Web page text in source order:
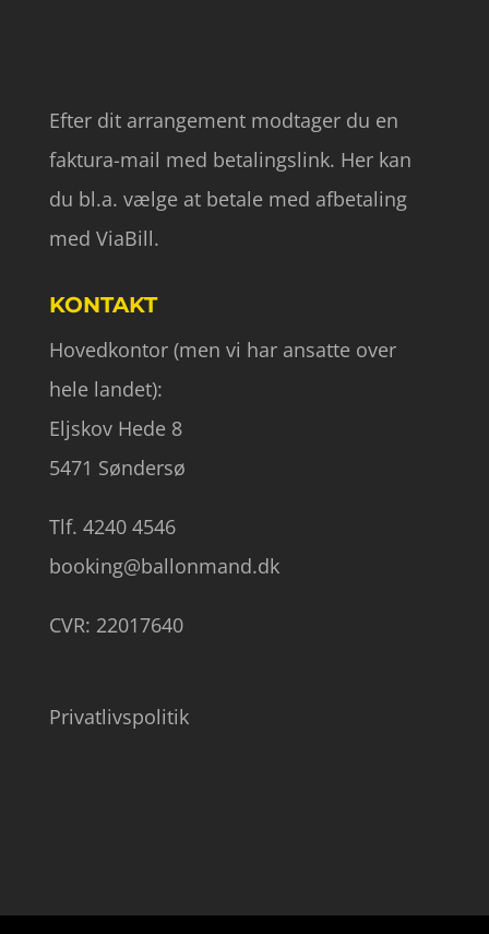
Efter dit arrangement modtager du en
faktura-mail med betalingslink. Her kan
du bl.a. vælge at betale med afbetaling
med ViaBill.
KONTAKT
Hovedkontor (men vi har ansatte over
hele landet):
Eljskov Hede 8
5471 Søndersø
Tlf. 4240 4546
booking@ballonmand.dk
CVR: 22017640
Privatlivspolitik